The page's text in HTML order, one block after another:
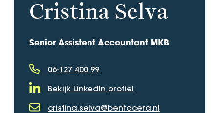
Cristina Selva
Senior Assistent Accountant MKB
Telefoonnummer
06-127 400 99
LinkedIn Profiel
Bekijk LinkedIn profiel
cristina.selva@bentacera.nl